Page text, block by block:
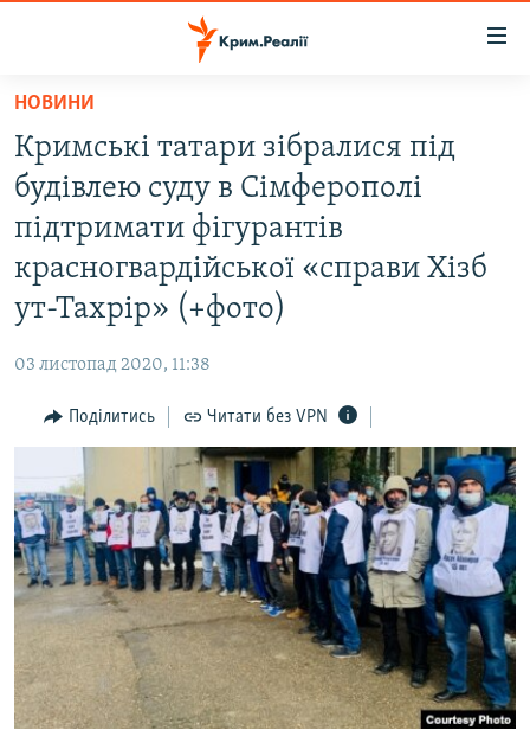
Перейти
основного
матеріалу
Перейти
до
основної
навігації
Перейти
до
ВОДА.КРИМ
ВІДЕО ТА ФОТО
БЛОГИ
ВСЕ ЗА ДЕНЬ
СПЕЦПРОЕКТИ
ДЕПОРТАЦІЯ
ВІДЕОУРОКИ «ELIFBE»
СВІДЧЕННЯ ОКУПАЦІЇ
УКРАЇНСЬКА ПРОБЛЕМА КРИМУ
ІНФОГРАФІКА
ЯК ОБІЙТИ БЛОКУВАННЯ
Русский
Qırımtatar
ДОЛУЧАЙСЯ!
НОВИНИ
Кримські татари зібралися під
будівлею суду в Сімферополі
підтримати фігурантів
красногвардійської «справи Хізб
ут-Тахрір» (+фото)
03 листопад 2020, 11:38
Поділитись Читати без VPN